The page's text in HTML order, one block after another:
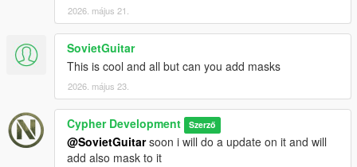
2026. május 21.
SovietGuitar
This is cool and all but can you add masks
2026. május 23.
Cypher Development Szerző
@SovietGuitarsoon i will do a update on it and will
add also mask to it